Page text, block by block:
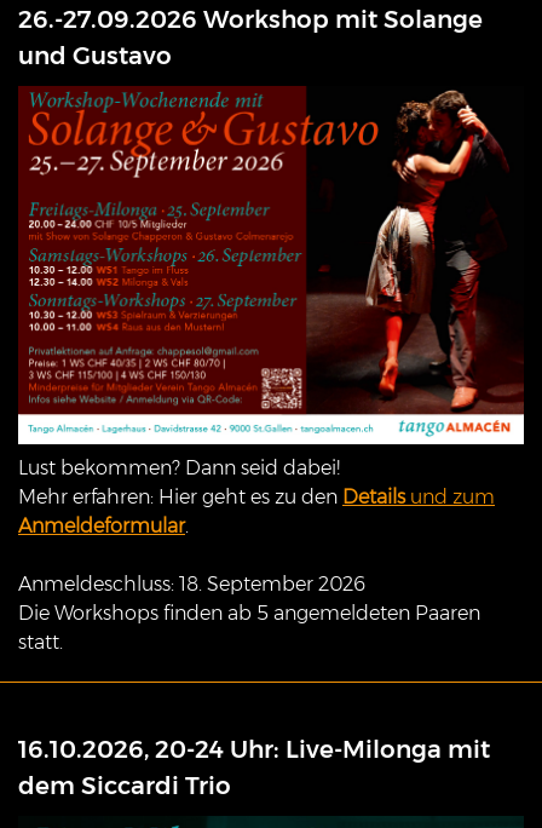
26.-27.09.2026 Workshop mit Solange
und Gustavo
Lust bekommen? Dann seid dabei!
Mehr erfahren: Hier geht es zu den Detailsund zum
Anmeldeformular.
Anmeldeschluss: 18. September 2026
Die Workshops finden ab 5 angemeldeten Paaren
statt.
16.10.2026, 20-24 Uhr: Live-Milonga mit
dem Siccardi Trio